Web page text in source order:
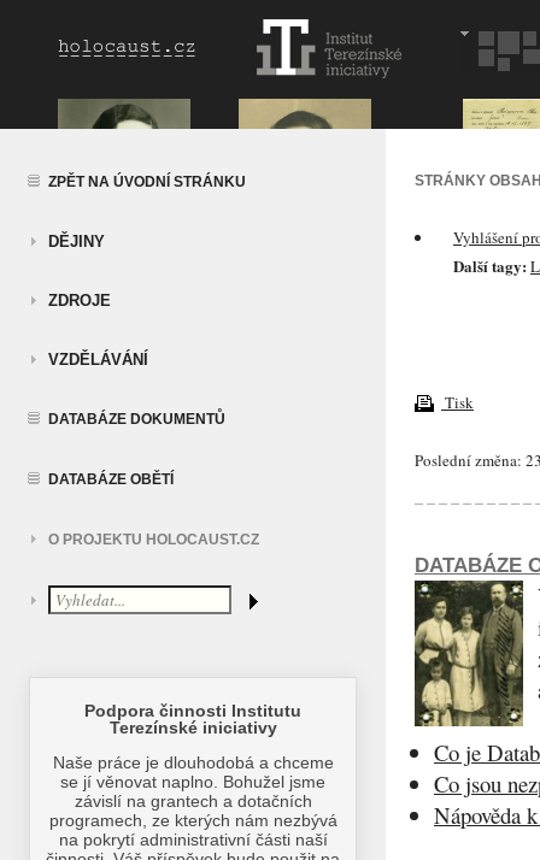
ZPĚT NA ÚVODNÍ STRÁNKU
DĚJINY
ZDROJE
VZDĚLÁVÁNÍ
DATABÁZE DOKUMENTŮ
DATABÁZE OBĚTÍ
O PROJEKTU HOLOCAUST.CZ
STRÁNKY
Vyhlášení
Další tagy:
Tisk
Poslední změna:
DATABÁZE
Co je
Co jsou
Nápověda